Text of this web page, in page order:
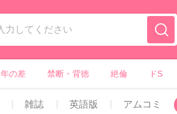
年の差 禁断・背徳 絶倫 ドS
雑誌 英語版 アムコミ